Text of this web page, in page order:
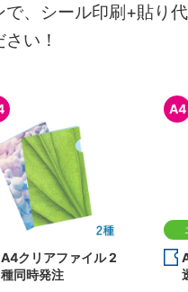
、シール印刷+貼り
い！
A4クリアファイル 2
種同時発注
A4